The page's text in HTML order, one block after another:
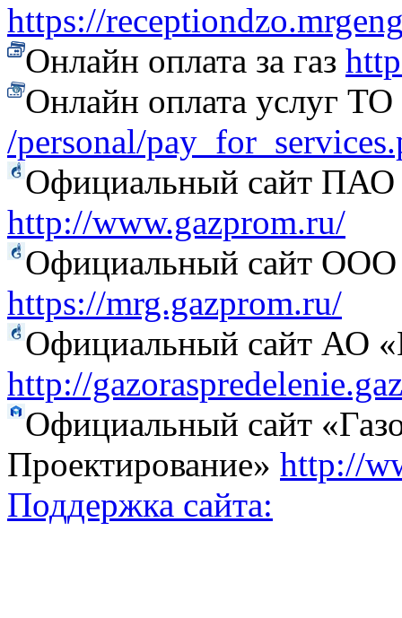
https://
Онлайн оплата за газ
Онлайн оплата услуг
/personal/
Официальный сайт ПАО
http://www.gazprom.ru/
Официальный сайт ООО
https://mrg.gazprom.ru/
Официальный сайт АО
http://
Официальный сайт
Проектирование» http://
Поддержка сайта: